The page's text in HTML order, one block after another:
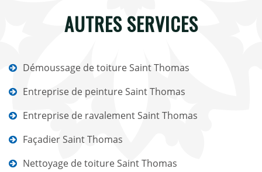
AUTRES SERVICES
Démoussage de toiture Saint Thomas
Entreprise de peinture Saint Thomas
Entreprise de ravalement Saint Thomas
Façadier Saint Thomas
Nettoyage de toiture Saint Thomas